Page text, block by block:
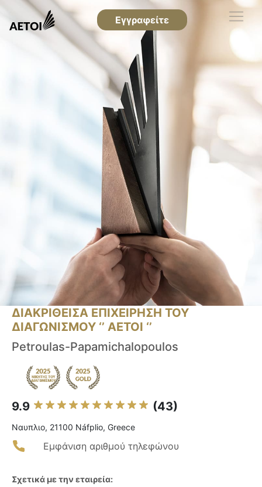
Εγγραφείτε
ΔΙΑΚΡΙΘΕΙΣΑ ΕΠΙΧΕΙΡΗΣΗ ΤΟΥ
ΔΙΑΓΩΝΙΣΜΟΥ ‘’ ΑΕΤΟΙ ‘’
Petroulas-Papamichalopoulos
9.9 (43)
Ναυπλιο, 21100 Náfplio, Greece
Εμφάνιση αριθμού τηλεφώνου
Σχετικά με την εταιρεία: